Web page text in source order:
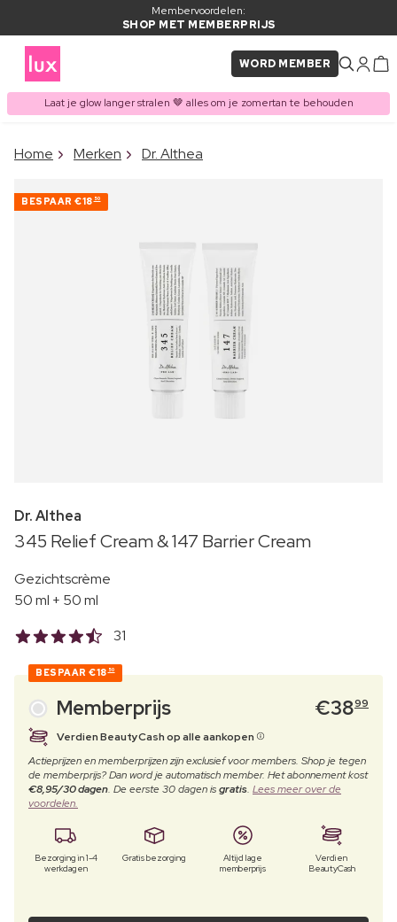
Membervoordelen:
SHOP MET MEMBERPRIJS
WORD MEMBER
Laat je glow langer stralen 🤎 alles om je zomertan te behouden
ITEM TOEGEVOEGD AAN
Home Merken Dr. Althea
BESPAAR €18 50
Dr. Althea
345 Relief Cream & 147 Barrier Cream
Gezichtscrème
50 ml + 50 ml
31
BESPAAR €18 50
Memberprijs €3899
Verdien BeautyCash op alle aankopen
Actieprijzen en memberprijzen zijn exclusief voor members. Shop je tegen
de memberprijs? Dan word je automatisch member. Het abonnement kost
€8,95/30 dagen. De eerste 30 dagen isgratis. Lees meer over de
voordelen.
Bezorging in 1-4
werkdagen
Gratis bezorging
Altijd lage
memberprijs
Verdien
BeautyCash